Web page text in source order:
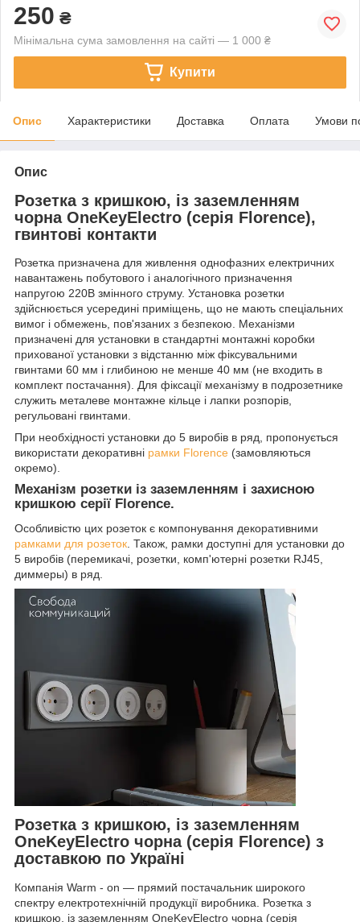
250 ₴
Мінімальна сума замовлення на сайті — 1 000 ₴
Купити
Опис Характеристики Доставка Оплата Умови
Опис
Розетка з кришкою, із заземленням
чорна OneKeyElectro (серія Florence),
гвинтові контакти
Розетка призначена для живлення однофазних електричних
навантажень побутового і аналогічного призначення
напругою 220В змінного струму. Установка розетки
здійснюється усередині приміщень, що не мають спеціальних
вимог і обмежень, пов'язаних з безпекою. Механізми
призначені для установки в стандартні монтажні коробки
прихованої установки з відстанню між фіксувальними
гвинтами 60 мм і глибиною не менше 40 мм (не входить в
комплект постачання). Для фіксації механізму в подрозетнике
служить металеве монтажне кільце і лапки розпорів,
регульовані гвинтами.
При необхідності установки до 5 виробів в ряд, пропонується
використати декоративні рамки Florence (замовляються
окремо).
Механізм розетки із заземленням і захисною
кришкою серії Florence.
Особливістю цих розеток є компонування декоративними
рамками для розеток. Також, рамки доступні для установки до
5 виробів (перемикачі, розетки, комп'ютерні розетки RJ45,
диммеры) в ряд.
Розетка з кришкою, із заземленням
OneKeyElectro чорна (серія Florence) з
доставкою по Україні
Компанія Warm - on — прямий постачальник широкого
спектру електротехнічній продукції виробника. Розетка з
кришкою, із заземленням OneKeyElectro чорна (серія